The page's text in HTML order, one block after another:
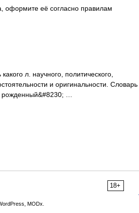
оформите её согласно правилам
л. научного, политического,
и оригинальности. Словарь
рожденный&#8230; …
18+
MODx.